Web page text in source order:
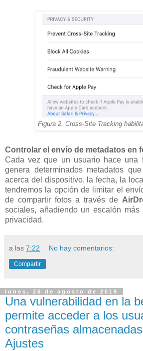
Figura 2. Cross-Site Tracking
Controlar el envío de metadatos en
Cada vez que un usuario hace una
genera determinados metadatos
acerca del dispositivo, la fecha, la
tendremos la opción de limitar el
de compartir fotos a través de
sociales, añadiendo un escalón más
privacidad.
a las 7:22 No hay comentarios:
Compartir
lunes, 26 de agosto de 2019
Una vulnerabilidad en la
permite acceder a los
contraseñas
Ajustes